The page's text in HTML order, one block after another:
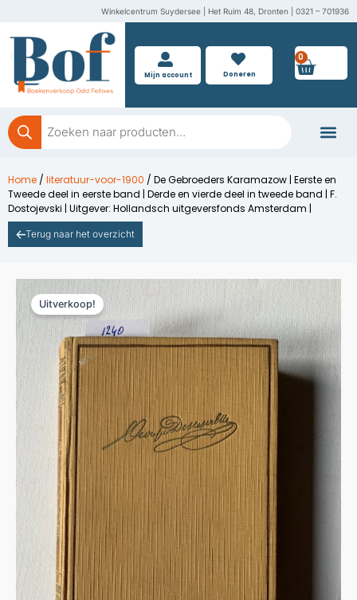
inhoud
Winkelcentrum Suydersee | Het Ruim 48, Dronten | 0321 – 701936
Mijn account Doneren
0
Producten
zoeken
Home / literatuur-voor-1900 / De Gebroeders Karamazow | Eerste en
Tweede deel in eerste band | Derde en vierde deel in tweede band | F.
Dostojevski | Uitgever: Hollandsch uitgeversfonds Amsterdam |
Terug naar het overzicht
Uitverkoop!